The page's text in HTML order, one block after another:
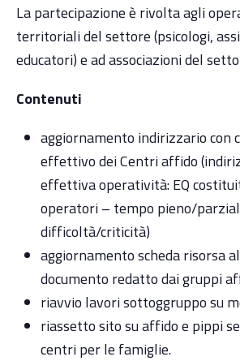
La partecipazione è rivolta agli
territoriali del settore (psicologi,
educatori) e ad associazioni del
Contenuti
aggiornamento indirizzario con
effettivo dei Centri affido
effettiva operatività: EQ
operatori – tempo pieno/
difficoltà/criticità)
aggiornamento scheda risorsa
documento redatto dai gruppi
riavvio lavori sottoggruppo su
riassetto sito su affido e pippi
centri per le famiglie.